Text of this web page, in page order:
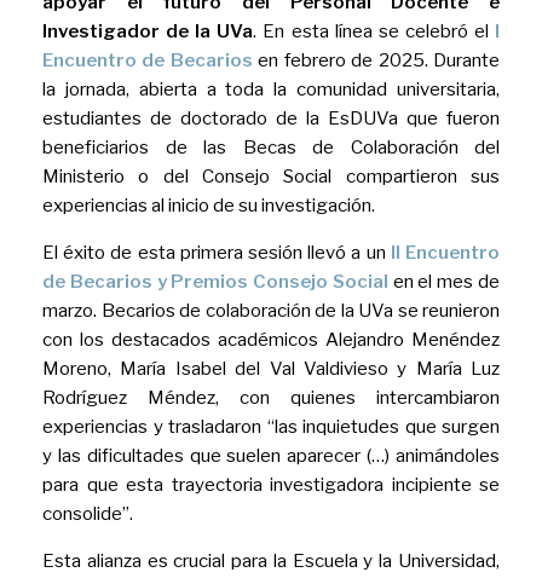
Investigador de la UVa. En esta línea se celebró el I
Encuentro de Becarios en febrero de 2025. Durante
la jornada, abierta a toda la comunidad universitaria,
estudiantes de doctorado de la EsDUVa que fueron
beneficiarios de las Becas de Colaboración del
Ministerio o del Consejo Social compartieron sus
experiencias al inicio de su investigación.
El éxito de esta primera sesión llevó a un II Encuentro
de Becarios y Premios Consejo Social en el mes de
marzo. Becarios de colaboración de la UVa se reunieron
con los destacados académicos Alejandro Menéndez
Moreno, María Isabel del Val Valdivieso y María Luz
Rodríguez Méndez, con quienes intercambiaron
experiencias y trasladaron “las inquietudes que surgen
y las dificultades que suelen aparecer (…) animándoles
para que esta trayectoria investigadora incipiente se
consolide”.
Esta alianza es crucial para la Escuela y la Universidad,